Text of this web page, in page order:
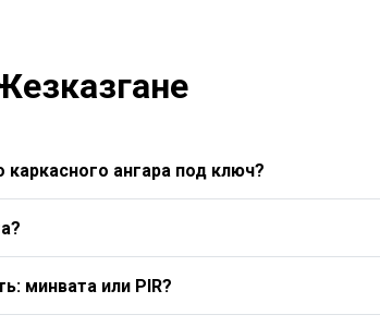
ангара под ключ?
минвата или PIR?